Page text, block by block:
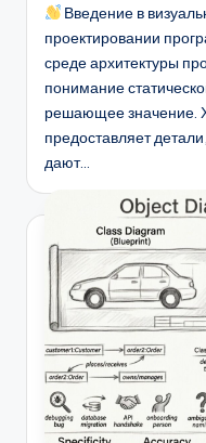
t
w
a
r
e
&
g
it
a
Введение в
проектировании
среде архитектуры
понимание
решающее значение.
предоставляет
дают…